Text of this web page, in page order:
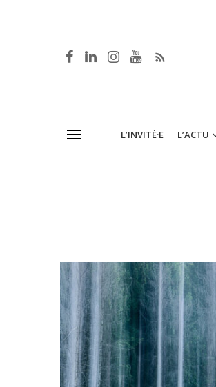
L’INVITÉ·E L’ACTU